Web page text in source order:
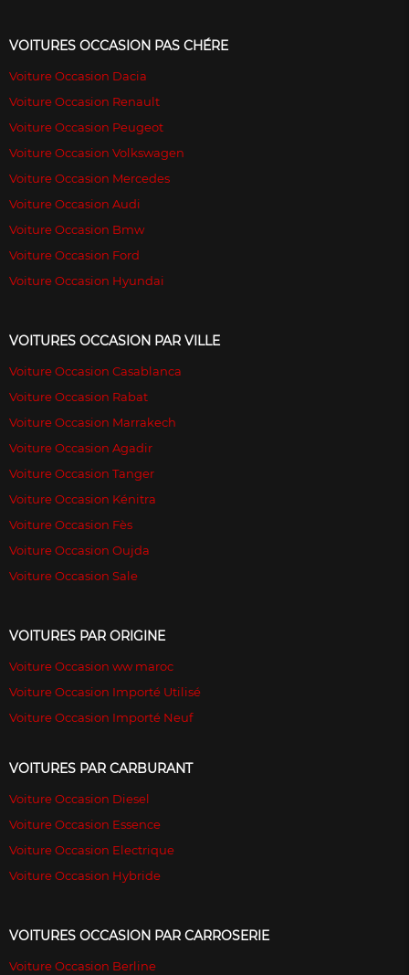
VOITURES OCCASION PAS CHÉRE
Voiture Occasion Dacia
Voiture Occasion Renault
Voiture Occasion Peugeot
Voiture Occasion Volkswagen
Voiture Occasion Mercedes
Voiture Occasion Audi
Voiture Occasion Bmw
Voiture Occasion Ford
Voiture Occasion Hyundai
VOITURES OCCASION PAR VILLE
Voiture Occasion Casablanca
Voiture Occasion Rabat
Voiture Occasion Marrakech
Voiture Occasion Agadir
Voiture Occasion Tanger
Voiture Occasion Kénitra
Voiture Occasion Fès
Voiture Occasion Oujda
Voiture Occasion Sale
VOITURES PAR ORIGINE
Voiture Occasion ww maroc
Voiture Occasion Importé Utilisé
Voiture Occasion Importé Neuf
VOITURES PAR CARBURANT
Voiture Occasion Diesel
Voiture Occasion Essence
Voiture Occasion Electrique
Voiture Occasion Hybride
VOITURES OCCASION PAR CARROSERIE
Voiture Occasion Berline